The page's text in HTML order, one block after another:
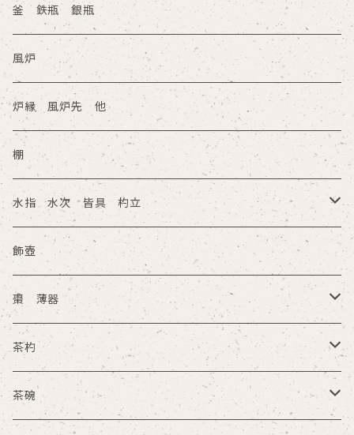
木箱
その他
塗物 その他
木箱
その他
釜 鉄瓶 銀瓶
風炉
炉縁 風炉先 他
棚
水指 水次 皆具 杓立
水指
水次
皆具
杓立
飾壺
棗 薄器
木箱
その他
茶杓
木箱
茶碗